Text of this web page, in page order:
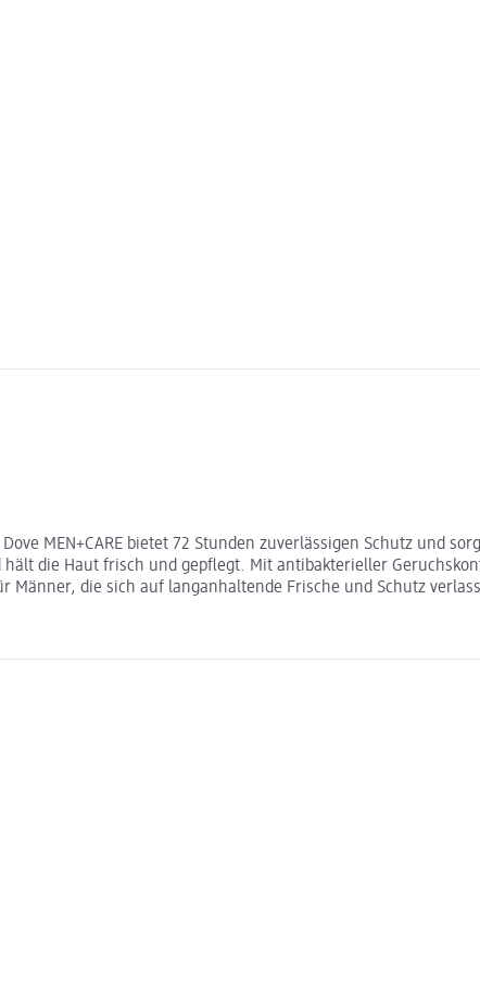
MEN+CARE bietet 72 Stunden zuverlässigen Schutz und
die Haut frisch und gepflegt. Mit antibakterieller
Männer, die sich auf langanhaltende Frische und Schutz